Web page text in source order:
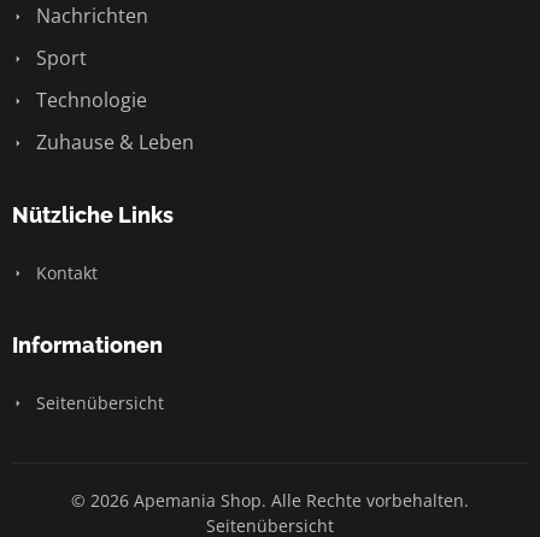
Nachrichten
Sport
Technologie
Zuhause & Leben
Nützliche Links
Kontakt
Informationen
Seitenübersicht
© 2026 Apemania Shop. Alle Rechte vorbehalten.
Seitenübersicht